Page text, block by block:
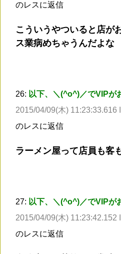
のレスに返信
こういうやついると店が
ス業病めちゃうんだよな
26: 以下、＼(^o^)／でVIPが
2015/04/09(木) 11:23:33.616
のレスに返信
ラーメン屋って店員も客
27: 以下、＼(^o^)／でVIPが
2015/04/09(木) 11:23:42.152
のレスに返信